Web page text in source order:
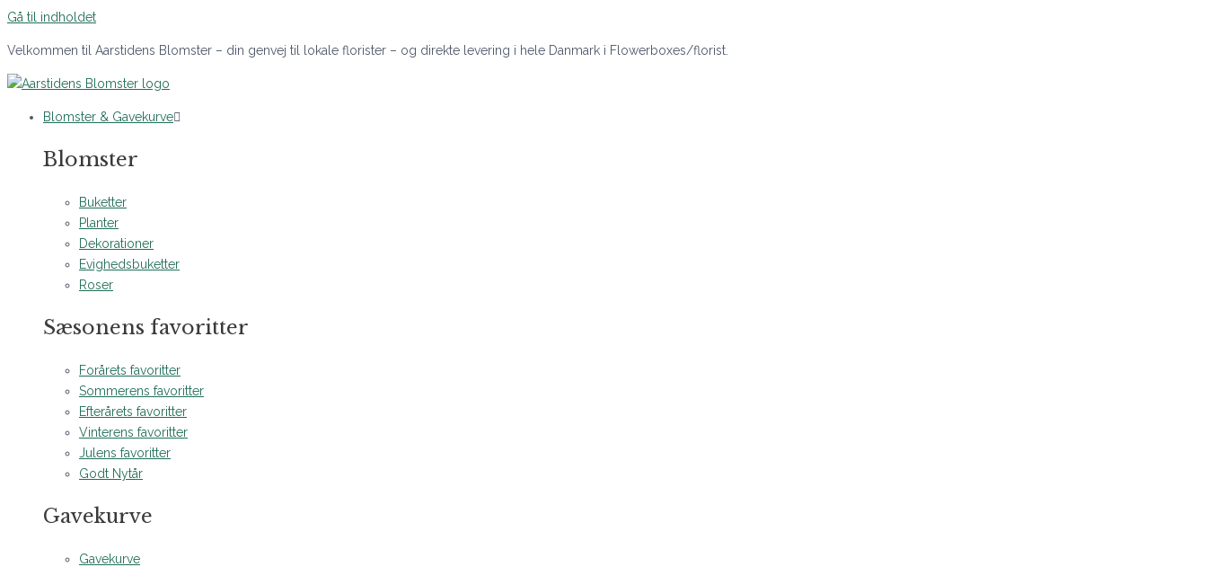
Gå til indholdet
Velkommen til Aarstidens Blomster – din genvej til lokale florister – og direkte levering i hele Danmark i Flowerboxes/florist.
Blomster & Gavekurve
Blomster
Buketter
Planter
Dekorationer
Evighedsbuketter
Roser
Sæsonens favoritter
Forårets favoritter
Sommerens favoritter
Efterårets favoritter
Vinterens favoritter
Julens favoritter
Godt Nytår
Gavekurve
Gavekurve